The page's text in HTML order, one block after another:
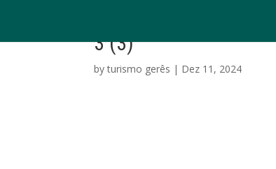
3 (3)
byturismo gerês | Dez 11, 2024